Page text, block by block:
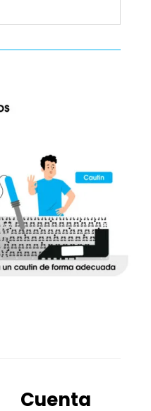
Cuenta